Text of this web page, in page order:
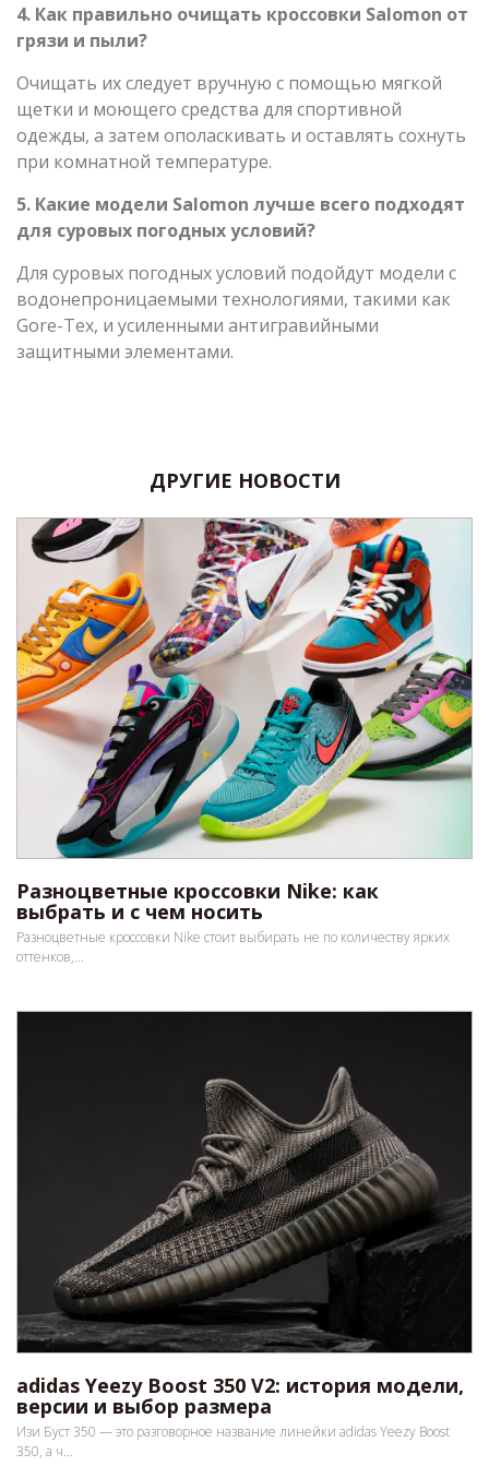
4. Как правильно очищать кроссовки Salomon от
грязи и пыли?
Очищать их следует вручную с помощью мягкой
щетки и моющего средства для спортивной
одежды, а затем ополаскивать и оставлять сохнуть
при комнатной температуре.
5. Какие модели Salomon лучше всего подходят
для суровых погодных условий?
Для суровых погодных условий подойдут модели с
водонепроницаемыми технологиями, такими как
Gore-Tex, и усиленными антигравийными
защитными элементами.
ДРУГИЕ НОВОСТИ
Разноцветные кроссовки Nike: как
выбрать и с чем носить
Разноцветные кроссовки Nike стоит выбирать не по количеству ярких
оттенков,...
adidas Yeezy Boost 350 V2: история модели,
версии и выбор размера
Изи Буст 350 — это разговорное название линейки adidas Yeezy Boost
350, а ч...